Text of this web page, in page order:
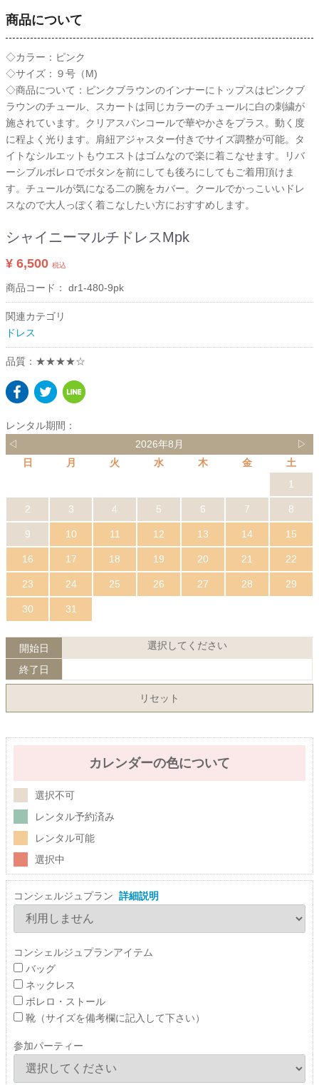
商品について
◇カラー：ピンク
◇サイズ：９号（M)
◇商品について：ピンクブラウンのインナーにトップスはピンクブ
ラウンのチュール、スカートは同じカラーのチュールに白の刺繍が
施されています。クリアスパンコールで華やかさをプラス。動く度
に程よく光ります。肩紐アジャスター付きでサイズ調整が可能。タ
イトなシルエットもウエストはゴムなので楽に着こなせます。リバ
ーシブルボレロでボタンを前にしても後ろにしてもご着用頂けま
す。チュールが気になる二の腕をカバー。クールでかっこいいドレ
スなので大人っぽく着こなしたい方におすすめします。
シャイニーマルチドレスMpk
¥ 6,500 税込
商品コード： dr1-480-9pk
関連カテゴリ
ドレス
品質：★★★★☆
レンタル期間：
◁
2026年8月
▷
日
月 火 水 木 金
土
1
2 3 4 5 6 7 8
9 10 11 12 13 14 15
16 17 18 19 20 21 22
23 24 25 26 27 28 29
30 31
開始日 選択してください
終了日
リセット
カレンダーの色について
選択不可
レンタル予約済み
レンタル可能
選択中
コンシェルジュプラン 詳細説明
コンシェルジュプランアイテム
バッグ
ネックレス
ボレロ・ストール
靴（サイズを備考欄に記入して下さい）
参加パーティー